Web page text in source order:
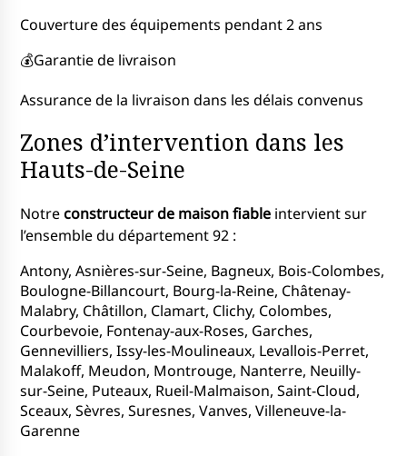
Couverture des équipements pendant 2 ans
💰Garantie de livraison
Assurance de la livraison dans les délais convenus
Zones d’intervention dans les
Hauts-de-Seine
Notreconstructeur de maison fiable intervient sur
l’ensemble du département 92 :
Antony, Asnières-sur-Seine, Bagneux, Bois-Colombes,
Boulogne-Billancourt, Bourg-la-Reine, Châtenay-
Malabry, Châtillon, Clamart, Clichy, Colombes,
Courbevoie, Fontenay-aux-Roses, Garches,
Gennevilliers, Issy-les-Moulineaux, Levallois-Perret,
Malakoff, Meudon, Montrouge, Nanterre, Neuilly-
sur-Seine, Puteaux, Rueil-Malmaison, Saint-Cloud,
Sceaux, Sèvres, Suresnes, Vanves, Villeneuve-la-
Garenne